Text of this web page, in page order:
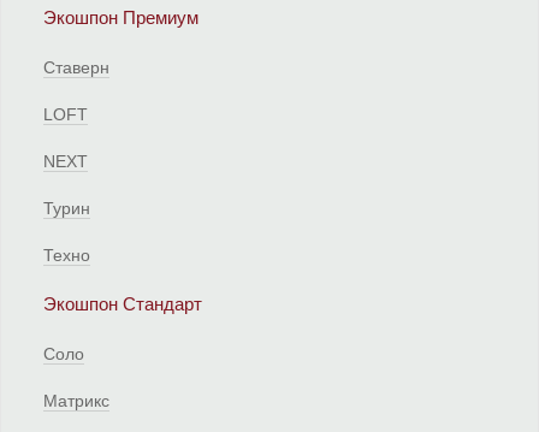
Экошпон Премиум
Ставерн
LOFT
NEXT
Турин
Техно
Экошпон Стандарт
Соло
Матрикс